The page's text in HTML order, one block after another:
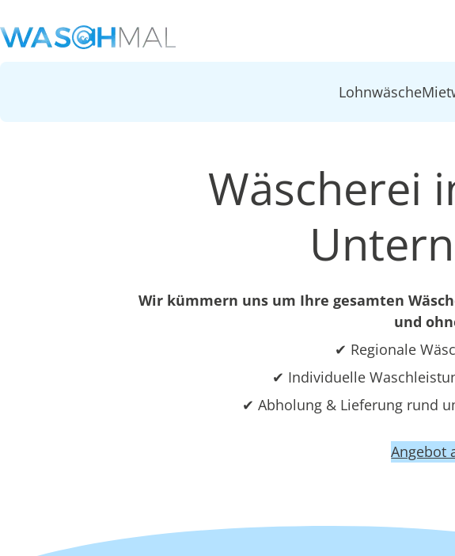
Lohnwäsche
Wäscherei
Wir kümmern uns um Ihre gesamten
und
✔ Regionale
✔ Individuelle
✔ Abholung & Lieferung rund
Angebot